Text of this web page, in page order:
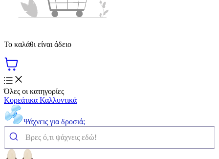
Το καλάθι είναι άδειο
Όλες οι κατηγορίες
Κορεάτικα Καλλυντικά
Ψάχνεις για δροσιά;